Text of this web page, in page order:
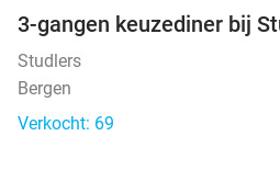
3-gangen keuzediner bij
Studlers
Bergen
Verkocht: 69